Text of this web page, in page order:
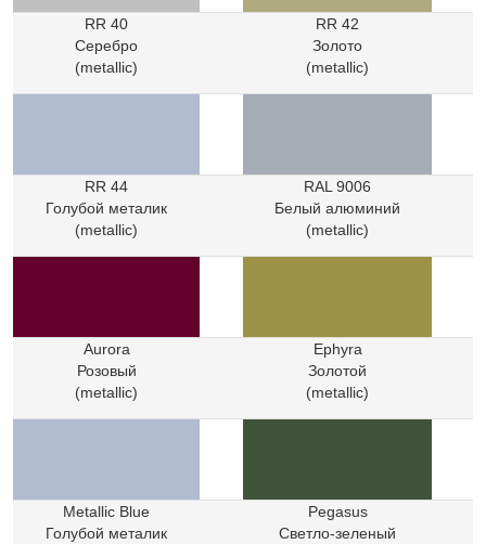
RR 40
Серебро
(metallic)
RR 42
Золото
(metallic)
RR 44
Голубой металик
(metallic)
RAL 9006
Белый алюминий
(metallic)
Aurora
Розовый
(metallic)
Ephyra
Золотой
(metallic)
Metallic Blue
Голубой металик
Pegasus
Светло-зеленый